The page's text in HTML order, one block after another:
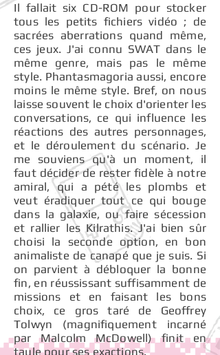
Il fallait six CD-ROM pour stocker
tous les petits fichiers vidéo ; de
sacrées aberrations quand même,
ces jeux. J'ai connu SWAT dans le
même genre, mais pas le même
style. Phantasmagoria aussi, encore
moins le même style. Bref, on nous
laisse souvent le choix d'orienter les
conversations, ce qui influence les
réactions des autres personnages,
et le déroulement du scénario. Je
me souviens qu'à un moment, il
faut décider de rester fidèle à notre
amiral, qui a pété les plombs et
veut éradiquer tout ce qui bouge
dans la galaxie, ou faire sécession
et rallier les Kilrathis. J'ai bien sûr
choisi la seconde option, en bon
animaliste de canapé que je suis. Si
on parvient à débloquer la bonne
fin, en réussissant suffisamment de
missions et en faisant les bons
choix, ce gros taré de Geoffrey
Tolwyn (magnifiquement incarné
par Malcolm McDowell) finit en
taule pour ses exactions.